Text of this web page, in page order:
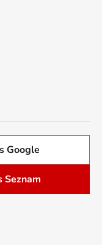
Google
Seznam